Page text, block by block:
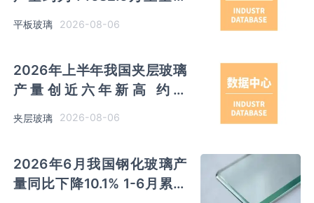
同比下降5.7% 其中河北产量
最多 占比16%
平板玻璃 2026-08-06
2026年上半年我国夹层玻璃
产量创近六年新高 约为
0.9%
夹层玻璃 2026-08-06
2026年6月我国钢化玻璃产
量同比下降10.1% 1-6月累计